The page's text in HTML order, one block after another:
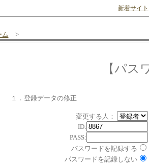
新着サイト
ム >
【パス
１．登録データの修正
変更する人：
ID:
PASS:
パスワードを記録する
パスワードを記録しない